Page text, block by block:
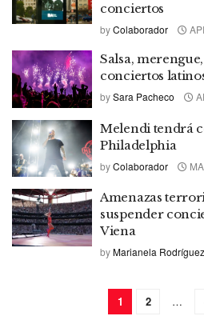
conciertos
byColaborador
Salsa,
conciertos
bySara Pacheco
Melendi tendrá
Philadelphia
byColaborador
Amenazas
suspender
Viena
byMarianela Rodríguez
1 2 …